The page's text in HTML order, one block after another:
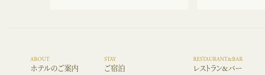
ABOUT
ホテルのご案内
STAY
ご宿泊
RESTAURANT&BAR
レストラン&バー